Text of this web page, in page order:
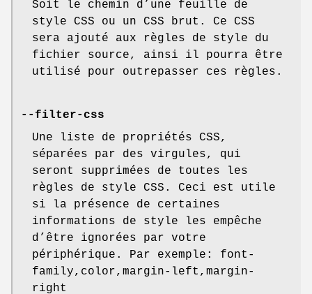
Soit le chemin d’une feuille de
style CSS ou un CSS brut. Ce CSS
sera ajouté aux règles de style du
fichier source, ainsi il pourra être
utilisé pour outrepasser ces règles.
--filter-css
Une liste de propriétés CSS,
séparées par des virgules, qui
seront supprimées de toutes les
règles de style CSS. Ceci est utile
si la présence de certaines
informations de style les empêche
d’être ignorées par votre
périphérique. Par exemple: font-
family,color,margin-left,margin-
right